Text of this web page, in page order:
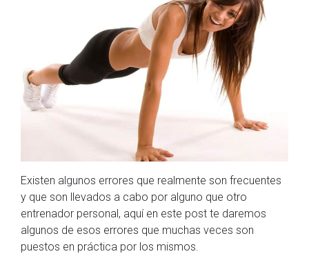
Existen algunos errores que realmente son frecuentes
y que son llevados a cabo por alguno que otro
entrenador personal, aquí en este post te daremos
algunos de esos errores que muchas veces son
puestos en práctica por los mismos.